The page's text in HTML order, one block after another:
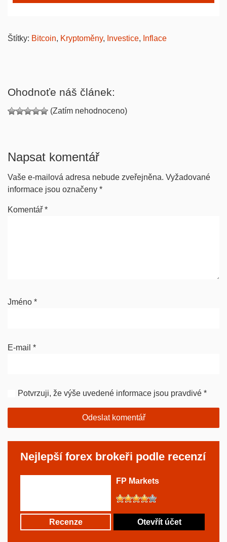
Štítky: Bitcoin, Kryptoměny, Investice, Inflace
Ohodnoťe náš článek:
(Zatím nehodnoceno)
Napsat komentář
Vaše e-mailová adresa nebude zveřejněna. Vyžadované
informace jsou označeny *
Komentář *
Jméno *
E-mail *
Potvrzuji, že výše uvedené informace jsou pravdivé *
Nejlepší forex brokeři podle recenzí
FP Markets
Recenze Otevřít účet